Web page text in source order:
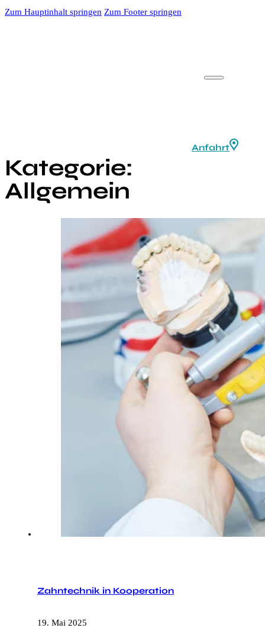
Zum Hauptinhalt springen Zum Footer springen
Anfahrt
Kategorie:
Allgemein
Zahntechnik in Kooperation
19. Mai 2025